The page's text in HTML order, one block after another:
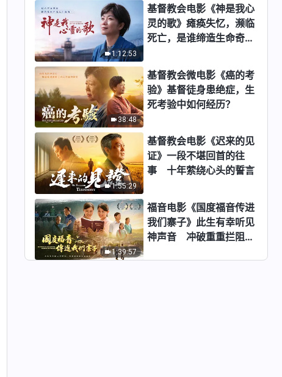
1:12:53
基督教会电影《神是我心
灵的歌》瘫痪失忆，濒临
死亡，是谁缔造生命奇
38:48
基督教会微电影《癌的考
验》基督徒身患绝症，生
死考验中如何经历？
1:55:29
基督教会电影《迟来的见
证》一段不堪回首的往
事 十年萦绕心头的誓言
1:39:57
福音电影《国度福音传进
我们寨子》此生有幸听见
神声音 冲破重重拦阻跟